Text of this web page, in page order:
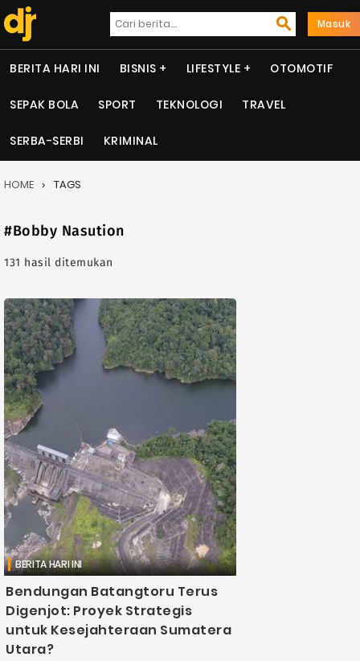
Masuk
BERITA HARI INI BISNIS LIFESTYLE OTOMOTIF
SEPAK BOLA SPORT TEKNOLOGI TRAVEL
SERBA-SERBI KRIMINAL
HOME TAGS
#Bobby Nasution
131 hasil ditemukan
BERITA HARI INI
Bendungan Batangtoru Terus
Digenjot: Proyek Strategis
untuk Kesejahteraan Sumatera
Utara?